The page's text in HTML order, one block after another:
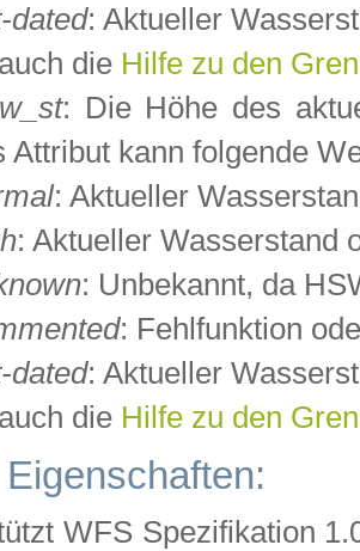
dated: Aktueller
die Hilfe zu den
: Die Höhe des
Attribut kann folgende
: Aktueller
: Aktueller Wasserstand
: Unbekannt, da
: Fehlfunktion
dated: Aktueller
die Hilfe zu den
WFS Spezifikation